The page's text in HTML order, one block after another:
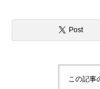
Post
この記事